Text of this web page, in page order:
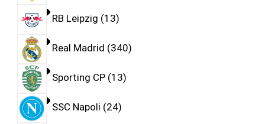
RB Leipzig 13
Real Madrid 340
Sporting CP 13
SSC Napoli 24